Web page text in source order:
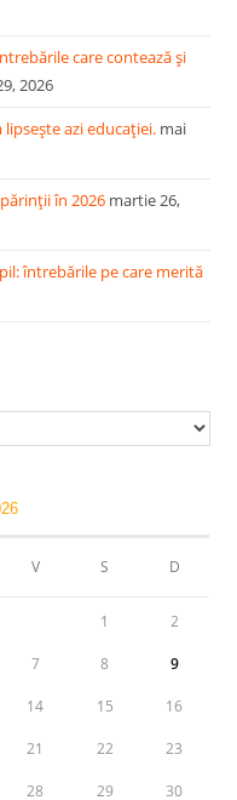
care contează și
2026
azi educației. mai
în 2026 martie 26,
întrebările pe care merită
V S D
1 2
7 8 9
14 15 16
21 22 23
28 29 30